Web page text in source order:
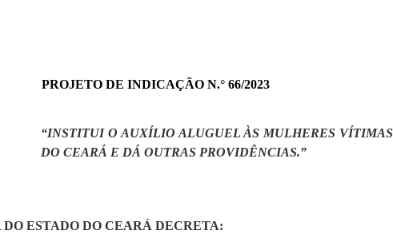
PROJETO DE INDICAÇÃO N.° 66/2023
“INSTITUI O AUXÍLIO ALUGUEL ÀS MULHERES
DO CEARÁ E DÁ OUTRAS PROVIDÊNCIAS.”
ESTADO DO CEARÁ DECRETA: